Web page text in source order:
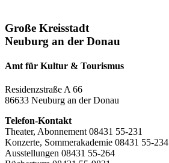
Große Kreisstadt
Neuburg an der Donau
Amt für Kultur & Tourismus
Residenzstraße A 66
86633 Neuburg an der Donau
Telefon-Kontakt
Theater, Abonnement 08431 55-231
Konzerte, Sommerakademie 08431 55-234
Ausstellungen 08431 55-264